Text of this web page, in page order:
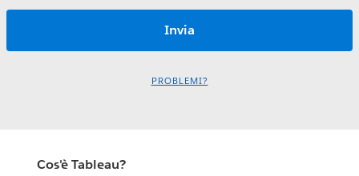
PROBLEMI?
Cos'è Tableau?